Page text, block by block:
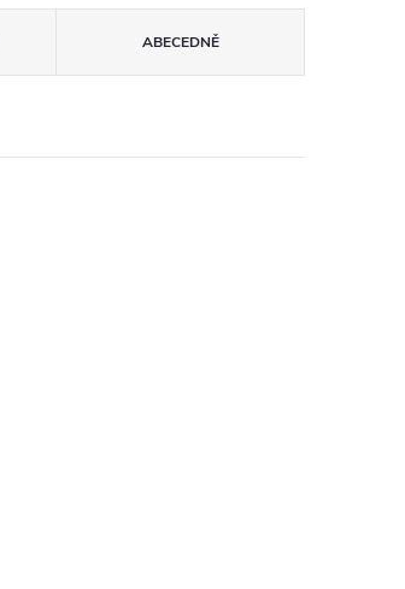
ABECEDNĚ